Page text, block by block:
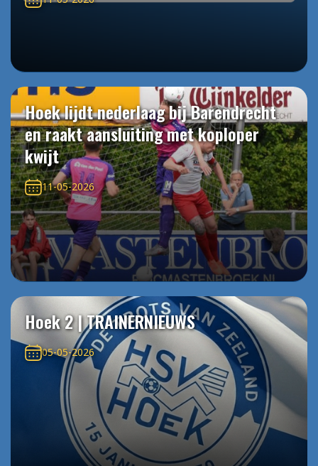
Hoek lijdt nederlaag bij Barendrecht
en raakt aansluiting met koploper
kwijt
11-05-2026
Hoek 2 | TRAINERNIEUWS
05-05-2026